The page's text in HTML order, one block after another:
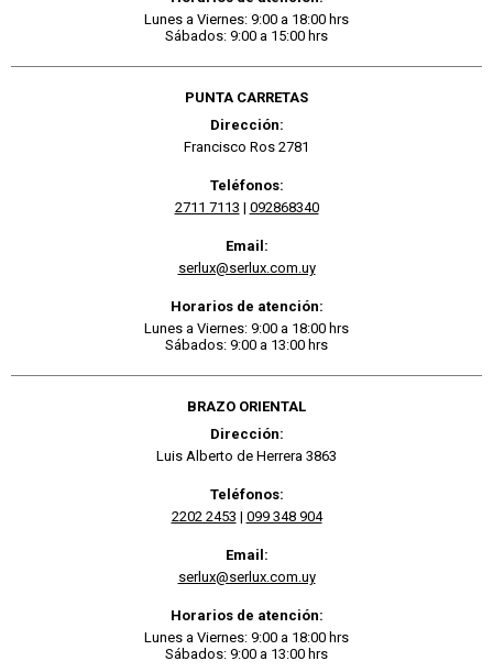
Lunes a Viernes: 9:00 a 18:00 hrs
Sábados: 9:00 a 15:00 hrs
PUNTA CARRETAS
Dirección:
Francisco Ros 2781
Teléfonos:
2711 7113 | 092868340
Email:
serlux@serlux.com.uy
Horarios de atención:
Lunes a Viernes: 9:00 a 18:00 hrs
Sábados: 9:00 a 13:00 hrs
BRAZO ORIENTAL
Dirección:
Luis Alberto de Herrera 3863
Teléfonos:
2202 2453 | 099 348 904
Email:
serlux@serlux.com.uy
Horarios de atención:
Lunes a Viernes: 9:00 a 18:00 hrs
Sábados: 9:00 a 13:00 hrs